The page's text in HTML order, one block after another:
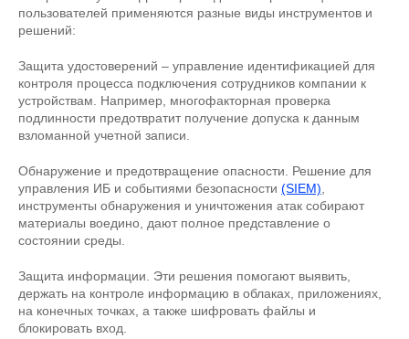
пользователей применяются разные виды инструментов и
решений:
Защита удостоверений – управление идентификацией для
контроля процесса подключения сотрудников компании к
устройствам. Например, многофакторная проверка
подлинности предотвратит получение допуска к данным
взломанной учетной записи.
Обнаружение и предотвращение опасности. Решение для
управления ИБ и событиями безопасности (SIEM)
инструменты обнаружения и уничтожения атак собирают
материалы воедино, дают полное представление о
состоянии среды.
Защита информации. Эти решения помогают выявить,
держать на контроле информацию в облаках, приложениях,
на конечных точках, а также шифровать файлы и
блокировать вход.